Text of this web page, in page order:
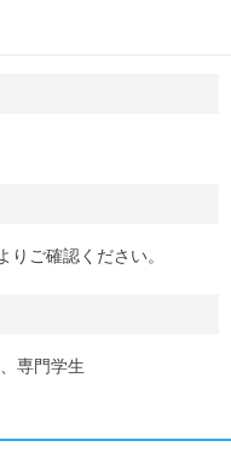
ご確認ください。
専門学生